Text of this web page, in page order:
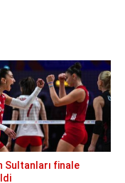
Sultanları finale